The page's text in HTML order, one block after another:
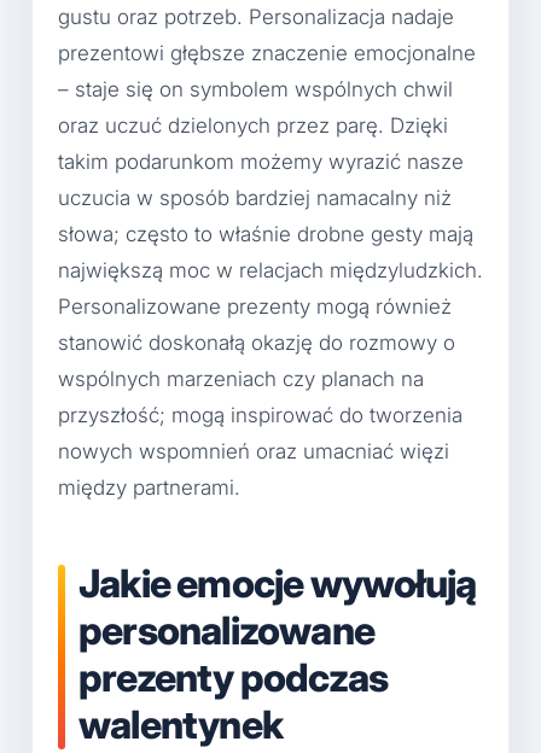
gustu oraz potrzeb. Personalizacja nadaje
prezentowi głębsze znaczenie emocjonalne
– staje się on symbolem wspólnych chwil
oraz uczuć dzielonych przez parę. Dzięki
takim podarunkom możemy wyrazić nasze
uczucia w sposób bardziej namacalny niż
słowa; często to właśnie drobne gesty mają
największą moc w relacjach międzyludzkich.
Personalizowane prezenty mogą również
stanowić doskonałą okazję do rozmowy o
wspólnych marzeniach czy planach na
przyszłość; mogą inspirować do tworzenia
nowych wspomnień oraz umacniać więzi
między partnerami.
Jakie emocje wywołują
personalizowane
prezenty podczas
walentynek